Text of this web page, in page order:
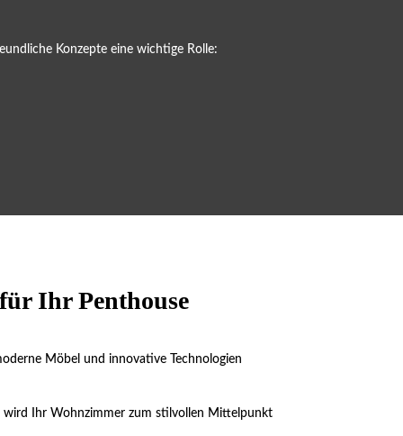
Konzepte eine wichtige Rolle:
Ihr Penthouse
Möbel und innovative Technologien
wird Ihr Wohnzimmer zum stilvollen Mittelpunkt